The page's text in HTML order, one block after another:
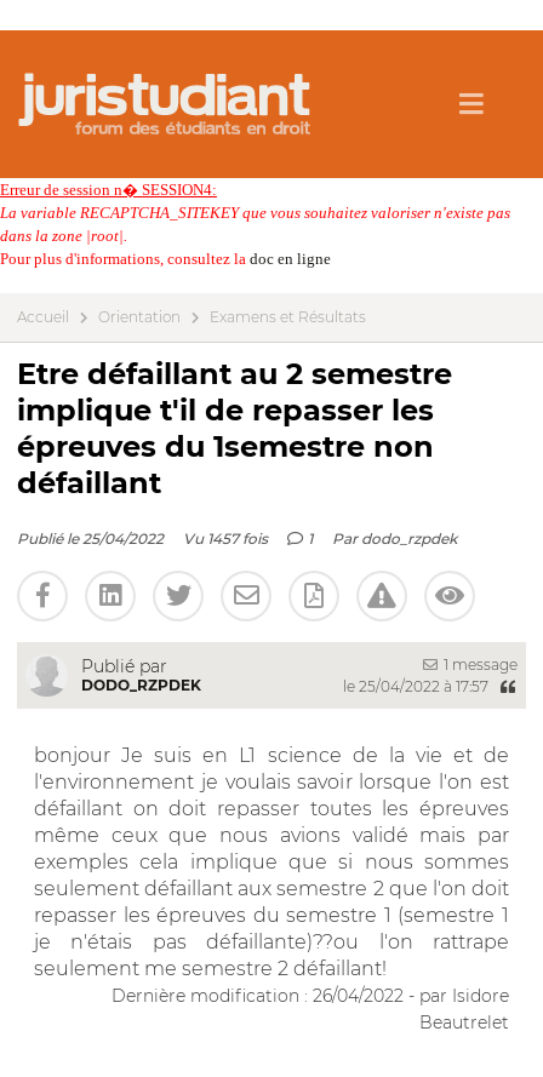
Erreur de session n� SESSION4:
La variable RECAPTCHA_SITEKEY que vous souhaitez valoriser n'existe pas
dans la zone |root|.
Pour plus d'informations, consultez la doc en ligne
Accueil Orientation Examens et Résultats
Etre défaillant au 2 semestre
implique t'il de repasser les
épreuves du 1semestre non
défaillant
Publié le 25/04/2022 Vu 1457 fois 1 Par dodo_rzpdek
Publié par
DODO_RZPDEK
1 message
le 25/04/2022 à 17:57
bonjour Je suis en L1 science de la vie et de
l'environnement je voulais savoir lorsque l'on est
défaillant on doit repasser toutes les épreuves
même ceux que nous avions validé mais par
exemples cela implique que si nous sommes
seulement défaillant aux semestre 2 que l'on doit
repasser les épreuves du semestre 1 (semestre 1
je n'étais pas défaillante)??ou l'on rattrape
seulement me semestre 2 défaillant!
Dernière modification : 26/04/2022 - par Isidore
Beautrelet